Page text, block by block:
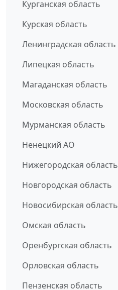
Курганская область
Курская область
Ленинградская область
Липецкая область
Магаданская область
Московская область
Мурманская область
Ненецкий АО
Нижегородская область
Новгородская область
Новосибирская область
Омская область
Оренбургская область
Орловская область
Пензенская область